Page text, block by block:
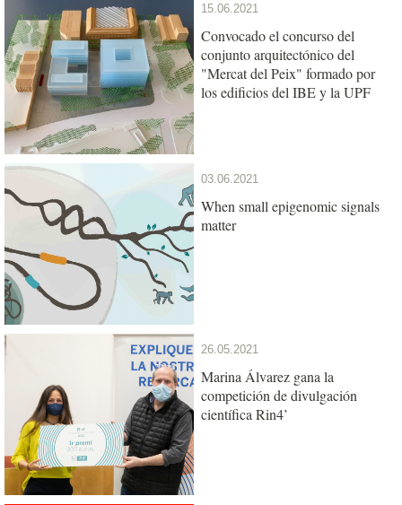
15.06.2021
Convocado el concurso del
conjunto arquitectónico del
"Mercat del Peix" formado por
los edificios del IBE y la UPF
03.06.2021
When small epigenomic signals
matter
26.05.2021
Marina Álvarez gana la
competición de divulgación
científica Rin4’